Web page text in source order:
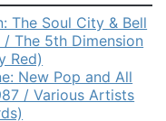
The Soul City & Bell
/ The 5th Dimension
Red)
New Pop and All
/ Various Artists